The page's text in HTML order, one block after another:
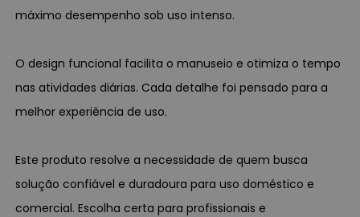
máximo desempenho sob uso intenso.
O design funcional facilita o manuseio e otimiza o tempo
nas atividades diárias. Cada detalhe foi pensado para a
melhor experiência de uso.
Este produto resolve a necessidade de quem busca
solução confiável e duradoura para uso doméstico e
comercial. Escolha certa para profissionais e